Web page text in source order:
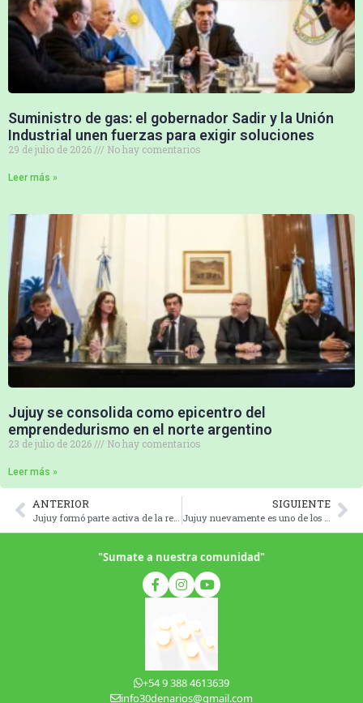
Suministro de gas: el gobernador Sadir y la Unión
Industrial unen fuerzas para exigir soluciones
29 de julio de 2026 No hay comentarios
Leer más »
Jujuy se consolida como epicentro del
emprendedurismo en el norte argentino
23 de julio de 2026 No hay comentarios
Leer más »
ANTERIOR SIGUIENTE
"Sumate a nuestra comunidad"
+54 9 388 4613639
info30denarios@gmail.com